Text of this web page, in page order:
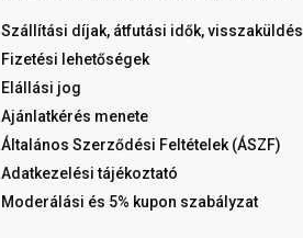
Szállítási díjak, átfutási idők, visszaküldés
Fizetési lehetőségek
Elállási jog
Ajánlatkérés menete
Általános Szerződési Feltételek (ÁSZF)
Adatkezelési tájékoztató
Moderálási és 5% kupon szabályzat